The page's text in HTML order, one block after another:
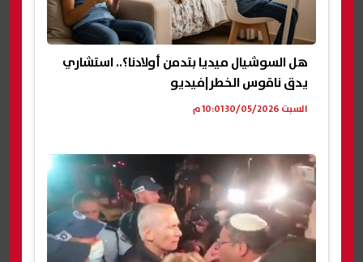
هل السوشيال ميديا بتدمن أولادنا؟.. استشاري
يدق ناقوس الخطر|فيديو
السبت 30/05/2026 10:01 م